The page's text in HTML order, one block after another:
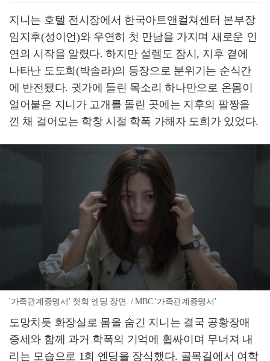
지니는 호텔 전시장에서 한국아트앤컬쳐센터 본부장
임지후(성이언)와 우연히 첫 만남을 가지며 새로운 인
연의 시작을 알렸다. 하지만 설렘도 잠시, 지후 곁에
나타난 도도희(박솔라)의 등장으로 분위기는 순식간
에 반전됐다. 귓가에 들린 목소리 하나만으로 온몸이
얼어붙은 지니가 고개를 돌린 곳에는 지후의 팔짱을
낀 채 걸어오는 학창 시절 학폭 가해자 도희가 있었다.
'가족관계증명서' 첫회 엔딩 장면. / MBC '가족관계증명서'
도망치듯 화장실로 몸을 숨긴 지니는 결국 공황장애
증세와 함께 과거 학폭의 기억에 휩싸이며 무너져 내
리는 모습으로 1회 엔딩을 장식했다. 골목길에서 여학